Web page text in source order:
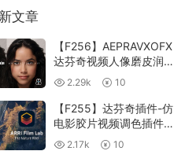
文章
【F256】AEPRAVXOFX
达芬奇视频人像磨皮润肤
美颜插件 Beauty Box
V6.0.3 Win
2.29k 10
【F255】达芬奇插件-仿
电影胶片视频调色插件
ARRI Film Lab 1.0.10 Win
2.17k 10